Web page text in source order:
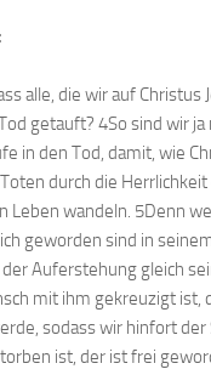
alle, die wir auf Christus
getauft? 4So sind wir
in den Tod, damit, wie
durch die Herrlichkeit
Leben wandeln. 5Denn
geworden sind in
Auferstehung gleich
mit ihm gekreuzigt ist,
sodass wir hinfort der
ist, der ist frei